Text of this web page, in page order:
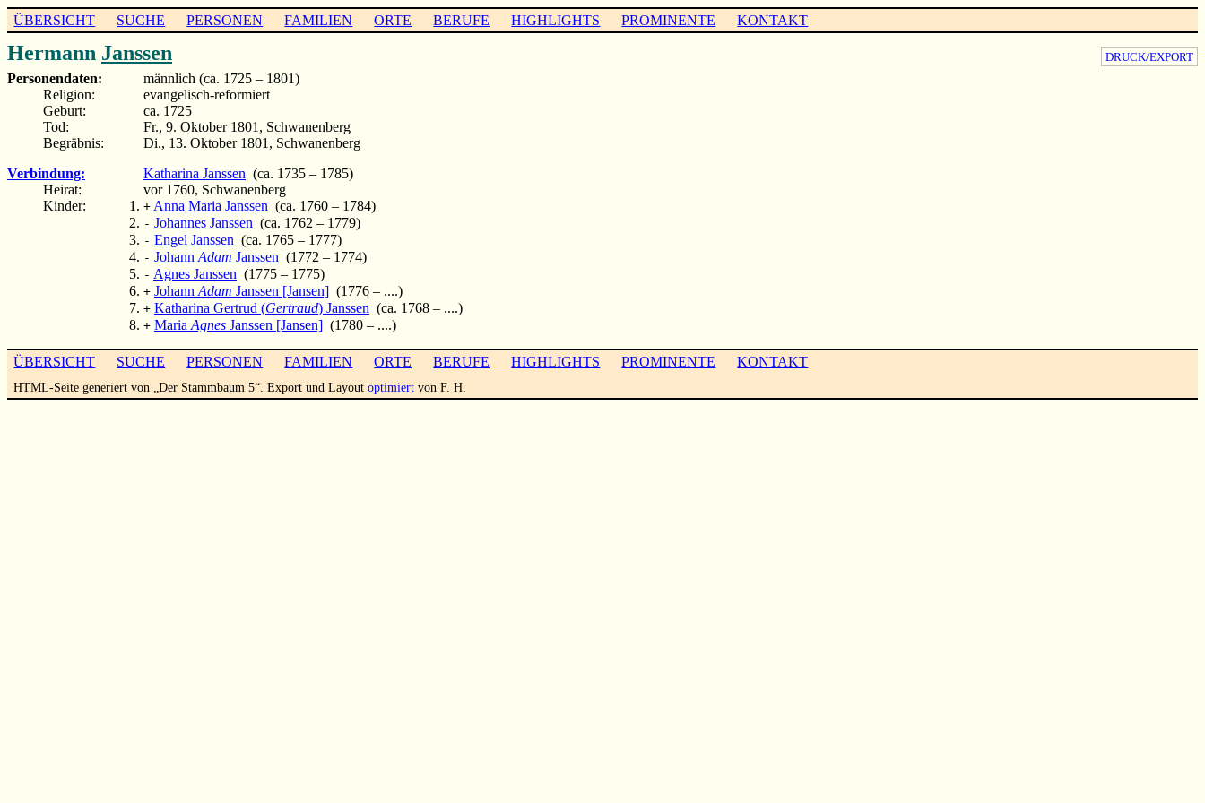
ÜBERSICHT SUCHE PERSONEN FAMILIEN ORTE BERUFE HIGHLIGHTS PROMINENTE KONTAKT
DRUCK/EXPORT
Hermann Janssen
Personendaten:
männlich (ca. 1725 – 1801)
Religion:
evangelisch-reformiert
Geburt:
ca. 1725
Tod:
Fr., 9. Oktober 1801, Schwanenberg
Begräbnis:
Di., 13. Oktober 1801, Schwanenberg
Verbindung:
Katharina Janssen (ca. 1735 – 1785)
Heirat:
vor 1760, Schwanenberg
Kinder:
+ Anna Maria Janssen (ca. 1760 – 1784)
- Johannes Janssen (ca. 1762 – 1779)
- Engel Janssen (ca. 1765 – 1777)
- Johann Adam Janssen (1772 – 1774)
- Agnes Janssen (1775 – 1775)
+ Johann Adam Janssen [Jansen] (1776 – ....)
+ Katharina Gertrud (Gertraud) Janssen (ca. 1768 – ....)
+ Maria Agnes Janssen [Jansen] (1780 – ....)
ÜBERSICHT SUCHE PERSONEN FAMILIEN ORTE BERUFE HIGHLIGHTS PROMINENTE KONTAKT
HTML-Seite generiert von „Der Stammbaum 5“. Export und Layoutoptimiert von F. H.